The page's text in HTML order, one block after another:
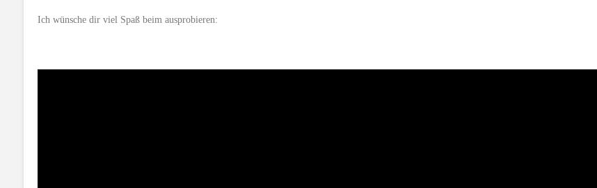
Ich wünsche dir viel Spaß beim ausprobieren: